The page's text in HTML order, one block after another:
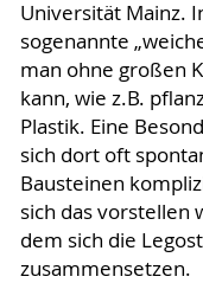
Universität Mainz.
sogenannte
man ohne großen
kann, wie z.B.
Plastik. Eine
sich dort oft
Bausteinen
sich das vorstellen
dem sich die
zusammensetzen.